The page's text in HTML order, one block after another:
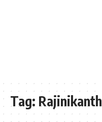
Tag: Rajinikanth